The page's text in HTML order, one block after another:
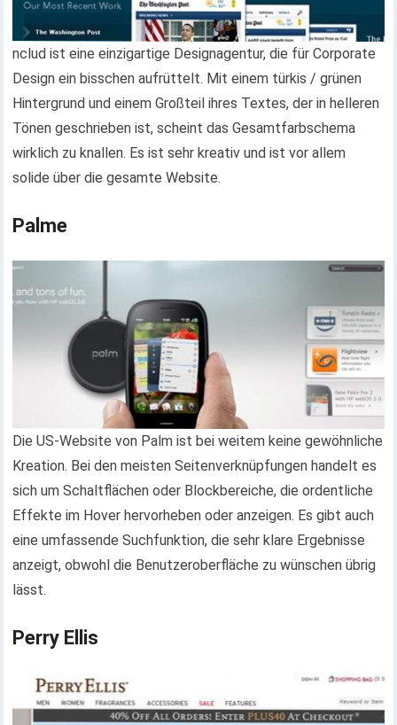
nclud ist eine einzigartige Designagentur, die für Corporate
Design ein bisschen aufrüttelt. Mit einem türkis / grünen
Hintergrund und einem Großteil ihres Textes, der in helleren
Tönen geschrieben ist, scheint das Gesamtfarbschema
wirklich zu knallen. Es ist sehr kreativ und ist vor allem
solide über die gesamte Website.
Palme
Die US-Website von Palm ist bei weitem keine gewöhnliche
Kreation. Bei den meisten Seitenverknüpfungen handelt es
sich um Schaltflächen oder Blockbereiche, die ordentliche
Effekte im Hover hervorheben oder anzeigen. Es gibt auch
eine umfassende Suchfunktion, die sehr klare Ergebnisse
anzeigt, obwohl die Benutzeroberfläche zu wünschen übrig
lässt.
Perry Ellis